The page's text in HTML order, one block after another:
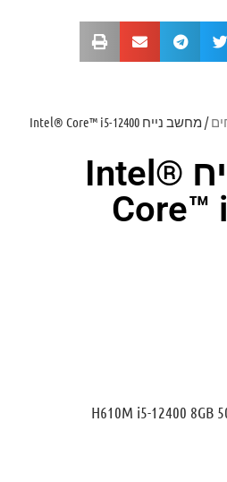
/ מחשב נייח Intel® Core™ i5-12400
מחשב נייח Intel®
Core™
H610M i5-12400 8GB